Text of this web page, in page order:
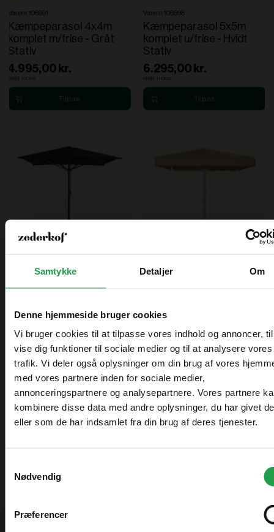
Samtykke Detaljer Om
Denne hjemmeside bruger cookies
Vi bruger cookies til at tilpasse vores indhold og annoncer,
vise dig funktioner til sociale medier og til at analysere vores
trafik. Vi deler også oplysninger om din brug af vores
med vores partnere inden for sociale medier,
annonceringspartnere og analysepartnere. Vores partnere
kombinere disse data med andre oplysninger, du har givet
eller som de har indsamlet fra din brug af deres tjenester.
Nødvendig
Præferencer
4.995,00 kr.
Varenr. 106991
Kæmpeparasol 4x4m
komplet m/frise - Gråt
Stativ
6.295,00 kr.
Varenr. 106998
Kæmpeparasol 5x5m
komplet u/frise - Hvidt
Stativ
6.295,00 kr.
ekskl. moms
Kæmpeparasol 5x5m
komplet u/frise - Gråt
6.449,00 kr.
ekskl. moms
Kæmpeparasol 5x5m
komplet m/frise - Hvidt
Indlæs flere produkter (4)
Vælg hvordan du handler, så vi kan tilpasse
oplevelsen til dig.
Erhverv